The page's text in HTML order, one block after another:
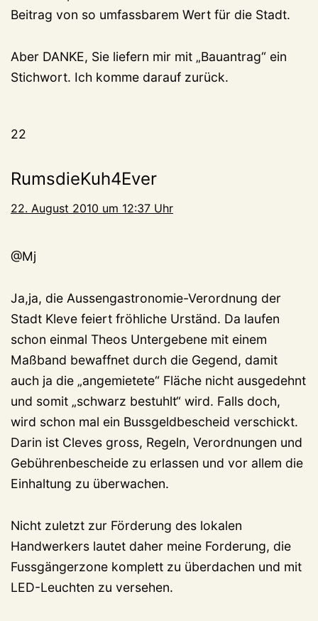
Beitrag von so umfassbarem Wert für die Stadt.
Aber DANKE, Sie liefern mir mit „Bauantrag“ ein
Stichwort. Ich komme darauf zurück.
22
RumsdieKuh4Ever
22. August 2010 um 12:37 Uhr
@Mj
Ja,ja, die Aussengastronomie-Verordnung der
Stadt Kleve feiert fröhliche Urständ. Da laufen
schon einmal Theos Untergebene mit einem
Maßband bewaffnet durch die Gegend, damit
auch ja die „angemietete“ Fläche nicht ausgedehnt
und somit „schwarz bestuhlt“ wird. Falls doch,
wird schon mal ein Bussgeldbescheid verschickt.
Darin ist Cleves gross, Regeln, Verordnungen und
Gebührenbescheide zu erlassen und vor allem die
Einhaltung zu überwachen.
Nicht zuletzt zur Förderung des lokalen
Handwerkers lautet daher meine Forderung, die
Fussgängerzone komplett zu überdachen und mit
LED-Leuchten zu versehen.